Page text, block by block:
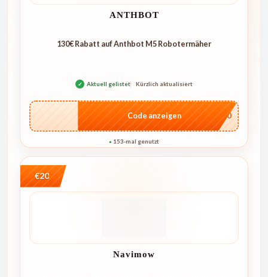
ANTHBOT
130€ Rabatt auf Anthbot M5 Robotermäher
✓ Aktuell gelistet Kürzlich aktualisiert
…E250
Code anzeigen
● 153-mal genutzt
€20
Navimow